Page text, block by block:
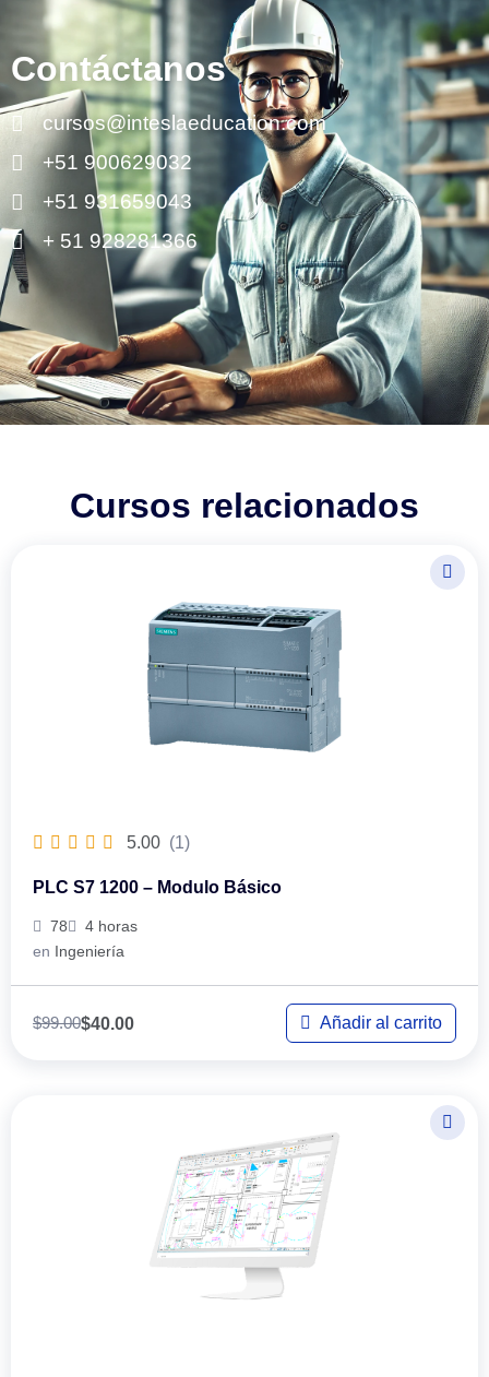
Contáctanos
cursos@inteslaeducation.com
+51 900629032
+51 931659043
+ 51 928281366
Cursos relacionados
5.00 (1)
PLC S7 1200 – Modulo Básico
78
4 horas
en Ingeniería
$99.00$40.00 Añadir al carrito